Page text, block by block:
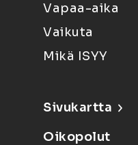
Vapaa-aika
Vaikuta
Mikä ISYY
Sivukartta
Oikopolut